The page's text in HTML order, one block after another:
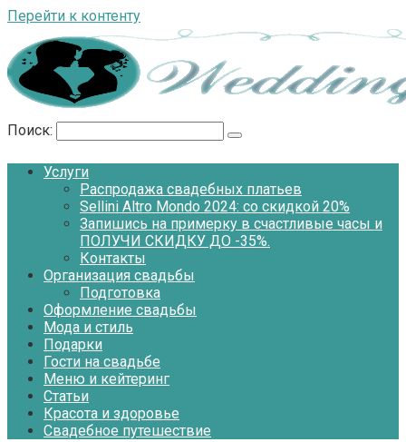
Перейти к контенту
Поиск:
Услуги
Распродажа свадебных платьев
Sellini Altro Mondo 2024: со скидкой 20%
Запишись на примерку в счастливые часы и
ПОЛУЧИ СКИДКУ ДО -35%.
Контакты
Организация свадьбы
Подготовка
Оформление свадьбы
Мода и стиль
Подарки
Гости на свадьбе
Меню и кейтеринг
Статьи
Красота и здоровье
Свадебное путешествие